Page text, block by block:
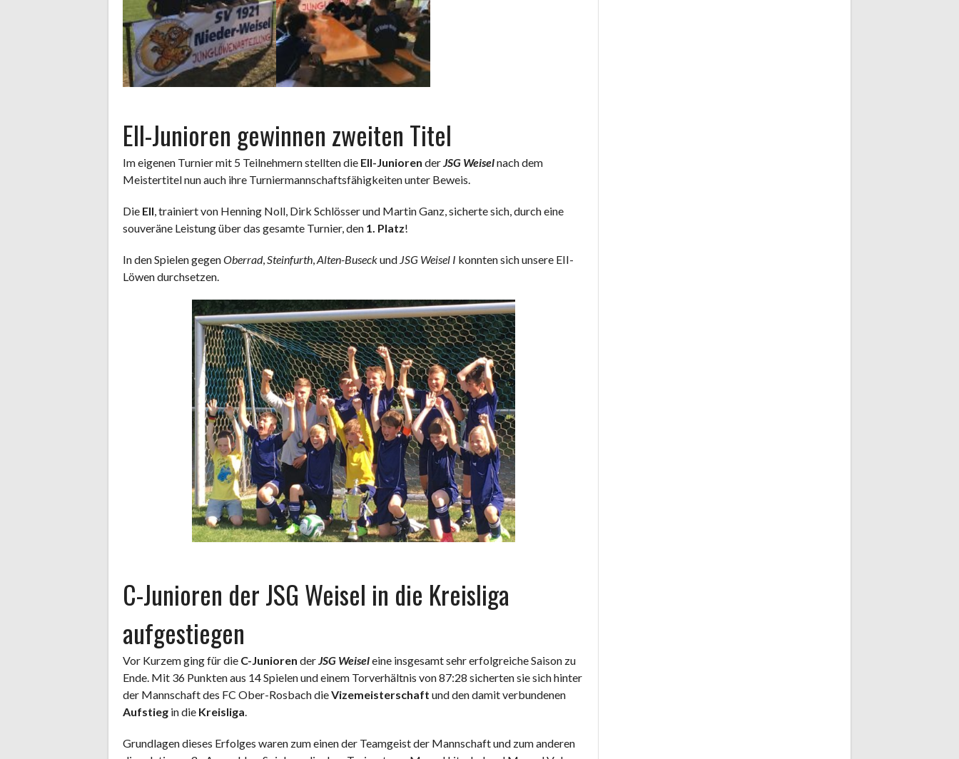
EII-Junioren gewinnen zweiten Titel
Im eigenen Turnier mit 5 Teilnehmern stellten die EII-Junioren derJSG Weiselnach dem
Meistertitel nun auch ihre Turniermannschaftsfähigkeiten unter Beweis.
Die EII, trainiert von Henning Noll, Dirk Schlösser und Martin Ganz, sicherte sich, durch eine
souveräne Leistung über das gesamte Turnier, den 1. Platz!
In den Spielen gegenOberrad,Steinfurth,Alten-Buseckund JSG Weisel I konnten sich unsere EII-
Löwen durchsetzen.
C-Junioren der JSG Weisel in die Kreisliga
aufgestiegen
Vor Kurzem ging für die C-Junioren derJSG Weiseleine insgesamt sehr erfolgreiche Saison zu
Ende. Mit 36 Punkten aus 14 Spielen und einem Torverhältnis von 87:28 sicherten sie sich hinter
der Mannschaft des FC Ober-Rosbach dieVizemeisterschaft und den damit verbundenen
Aufstieg in die Kreisliga.
Grundlagen dieses Erfolges waren zum einen der Teamgeist der Mannschaft und zum anderen